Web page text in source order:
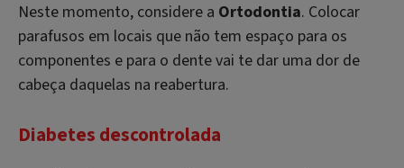
Neste momento, considere a Ortodontia. Colocar
parafusos em locais que não tem espaço para os
componentes e para o dente vai te dar uma dor de
cabeça daquelas na reabertura.
Diabetes descontrolada